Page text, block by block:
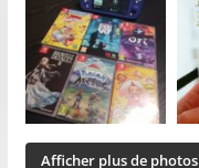
Afficher plus de photos